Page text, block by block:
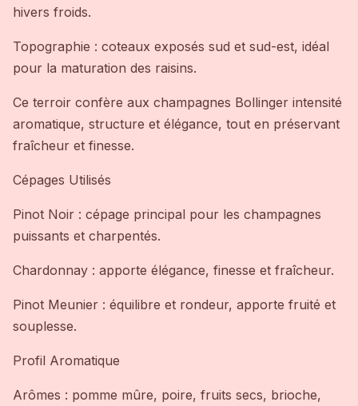
hivers froids.
Topographie : coteaux exposés sud et sud-est, idéal
pour la maturation des raisins.
Ce terroir confère aux champagnes Bollinger intensité
aromatique, structure et élégance, tout en préservant
fraîcheur et finesse.
Cépages Utilisés
Pinot Noir : cépage principal pour les champagnes
puissants et charpentés.
Chardonnay : apporte élégance, finesse et fraîcheur.
Pinot Meunier : équilibre et rondeur, apporte fruité et
souplesse.
Profil Aromatique
Arômes : pomme mûre, poire, fruits secs, brioche,